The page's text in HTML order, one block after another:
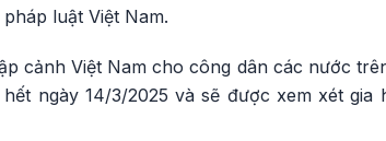
luật Việt Nam.
cảnh Việt Nam cho công dân các nước
ngày 14/3/2025 và sẽ được xem xét